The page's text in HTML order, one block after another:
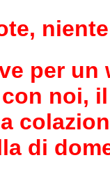
per un
noi,
di